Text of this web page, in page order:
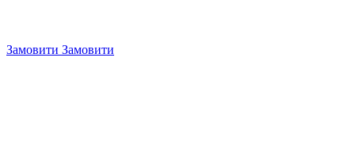
Замовити Замовити